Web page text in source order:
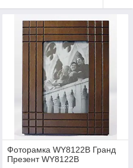
Фоторамка WY8122В Гранд
Презент WY8122В